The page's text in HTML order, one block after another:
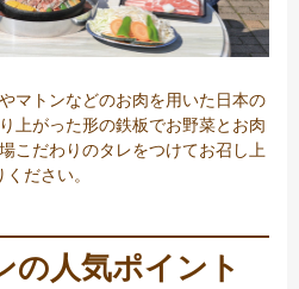
マトンなどのお肉を用いた日本の
上がった形の鉄板でお野菜とお肉
こだわりのタレをつけてお召し上
ください。
の人気ポイント